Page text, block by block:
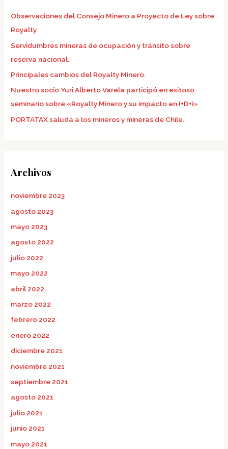
p
o
r
:
Observaciones del Consejo Minero a Proyecto de Ley sobre
Royalty
Servidumbres mineras de ocupación y tránsito sobre
reserva nacional.
Principales cambios del Royalty Minero.
Nuestro socio Yuri Alberto Varela participó en exitoso
seminario sobre «Royalty Minero y su impacto en I+D+i»
PORTATAX saluda a los mineros y mineras de Chile.
Archivos
noviembre 2023
agosto 2023
mayo 2023
agosto 2022
julio 2022
mayo 2022
abril 2022
marzo 2022
febrero 2022
enero 2022
diciembre 2021
noviembre 2021
septiembre 2021
agosto 2021
julio 2021
junio 2021
mayo 2021